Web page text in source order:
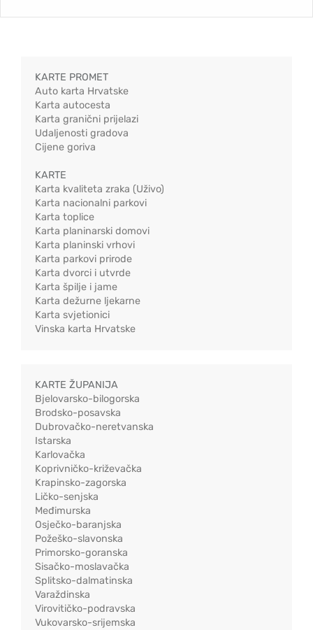
KARTE PROMET
Auto karta Hrvatske
Karta autocesta
Karta granični prijelazi
Udaljenosti gradova
Cijene goriva
KARTE
Karta kvaliteta zraka (Uživo)
Karta nacionalni parkovi
Karta toplice
Karta planinarski domovi
Karta planinski vrhovi
Karta parkovi prirode
Karta dvorci i utvrde
Karta špilje i jame
Karta dežurne ljekarne
Karta svjetionici
Vinska karta Hrvatske
KARTE ŽUPANIJA
Bjelovarsko-bilogorska
Brodsko-posavska
Dubrovačko-neretvanska
Istarska
Karlovačka
Koprivničko-križevačka
Krapinsko-zagorska
Ličko-senjska
Međimurska
Osječko-baranjska
Požeško-slavonska
Primorsko-goranska
Sisačko-moslavačka
Splitsko-dalmatinska
Varaždinska
Virovitičko-podravska
Vukovarsko-srijemska